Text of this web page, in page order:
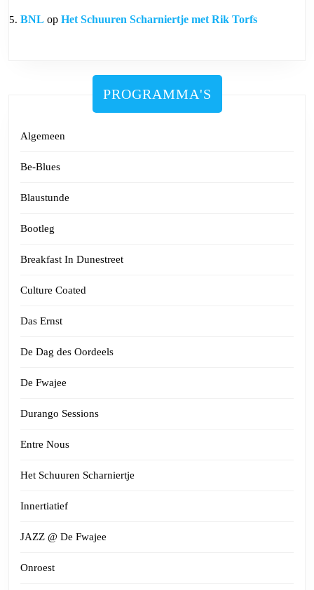
BNL op Het Schuuren Scharniertje met Rik Torfs
PROGRAMMA'S
Algemeen
Be-Blues
Blaustunde
Bootleg
Breakfast In Dunestreet
Culture Coated
Das Ernst
De Dag des Oordeels
De Fwajee
Durango Sessions
Entre Nous
Het Schuuren Scharniertje
Innertiatief
JAZZ @ De Fwajee
Onroest